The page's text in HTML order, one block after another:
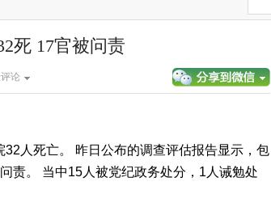
死 17官被问责
论
人死亡。 昨日公布的调查评估报告显示，包
责。 当中15人被党纪政务处分，1人诫勉处